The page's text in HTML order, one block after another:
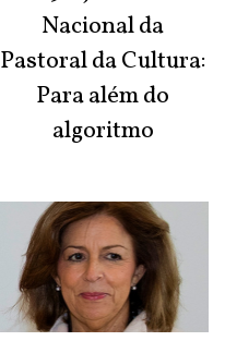
Nacional da
Pastoral da Cultura:
Para além do
algoritmo